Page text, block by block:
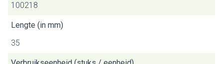
100218
Lengte (in mm)
35